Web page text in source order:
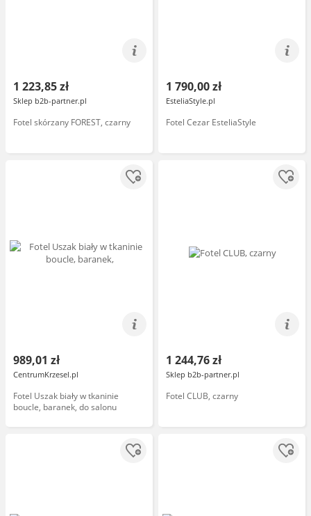
1 223,85 zł
Sklep b2b-partner.pl
Fotel skórzany FOREST, czarny
1 790,00 zł
EsteliaStyle.pl
Fotel Cezar EsteliaStyle
989,01 zł
CentrumKrzesel.pl
Fotel Uszak biały w tkaninie
boucle, baranek, do salonu
1 244,76 zł
Sklep b2b-partner.pl
Fotel CLUB, czarny